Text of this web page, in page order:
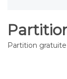
Partition